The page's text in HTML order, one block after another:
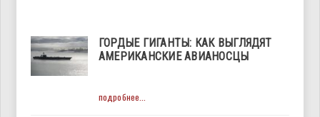
ГОРДЫЕ ГИГАНТЫ: КАК ВЫГЛЯДЯТ
АМЕРИКАНСКИЕ АВИАНОСЦЫ
подробнее...